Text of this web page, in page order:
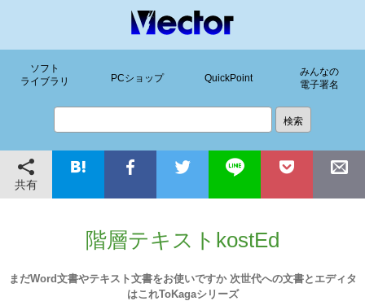
ソフト
ライブラリ
PCショップ QuickPoint
みんなの
電子署名
共有
階層テキストkostEd
まだWord文書やテキスト文書をお使いですか 次世代への文書とエディタ
はこれToKagaシリーズ